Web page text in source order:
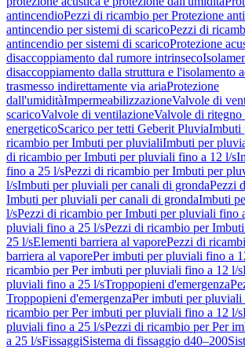
antincendioPezzi di ricambio per Protezione
antincendio per sistemi di scaricoPezzi di
antincendio per sistemi di scaricoProtezione
disaccoppiamento dal rumore intrinseco
disaccoppiamento dalla struttura e l'isolamento
trasmesso indirettamente via ariaProtezione
dall'umiditàImpermeabilizzazioneValvole di
scaricoValvole di ventilazioneValvole di ritegno
energeticoScarico per tetti Geberit PluviaImbuti
ricambio per Imbuti per pluvialiImbuti per
di ricambio per Imbuti per pluviali fino a 12 l/s
fino a 25 l/sPezzi di ricambio per Imbuti per
l/sImbuti per pluviali per canali di grondaPezzi
Imbuti per pluviali per canali di grondaImbuti
l/sPezzi di ricambio per Imbuti per pluviali fino
pluviali fino a 25 l/sPezzi di ricambio per
25 l/sElementi barriera al vaporePezzi di
barriera al vaporePer imbuti per pluviali fino a
ricambio per Per imbuti per pluviali fino a 12 l/s
pluviali fino a 25 l/sTroppopieni d'emergenza
Troppopieni d'emergenzaPer imbuti per pluviali
ricambio per Per imbuti per pluviali fino a 12 l/s
pluviali fino a 25 l/sPezzi di ricambio per Per
a 25 l/sFissaggiSistema di fissaggio d40–200